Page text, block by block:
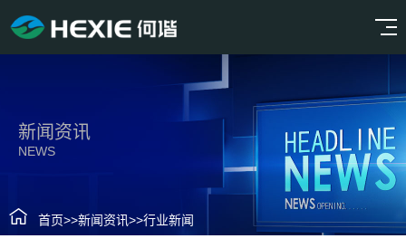
新闻资讯
NEWS
首页>>新闻资讯>>行业新闻